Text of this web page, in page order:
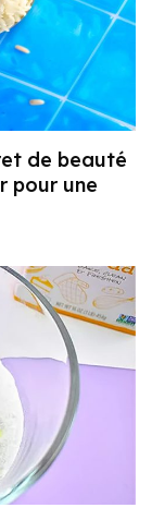
de beauté
pour une